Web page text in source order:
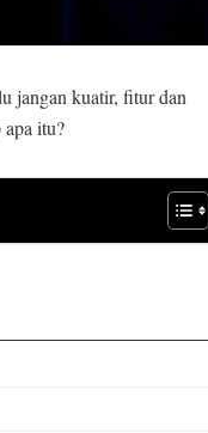
jangan kuatir, fitur dan
itu?